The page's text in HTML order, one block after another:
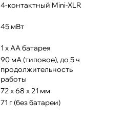
4-контактный Mini-XLR
45 мВт
1 х АА батарея
90 мА (типовое), до 5 ч
продолжительность
работы
72 х 68 х 21 мм
71 г (без батареи)